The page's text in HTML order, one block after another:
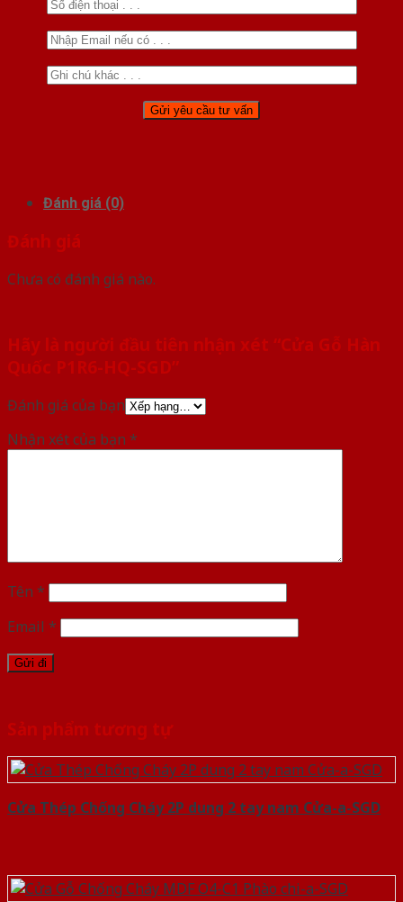
Đánh giá (0)
Đánh giá
Chưa có đánh giá nào.
Hãy là người đầu tiên nhận xét “Cửa Gỗ Hàn
Quốc P1R6-HQ-SGD”
Đánh giá của bạn
Nhận xét của bạn *
Tên *
Email *
Sản phẩm tương tự
Cửa Thép Chống Cháy 2P dung 2 tay nam Cửa-a-SGD